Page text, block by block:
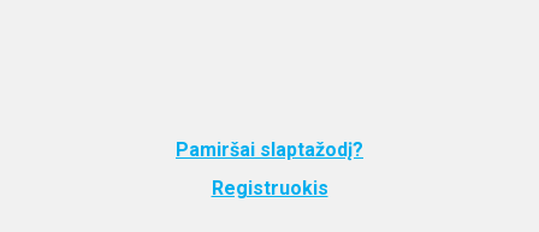
Pamiršai slaptažodį?
Registruokis